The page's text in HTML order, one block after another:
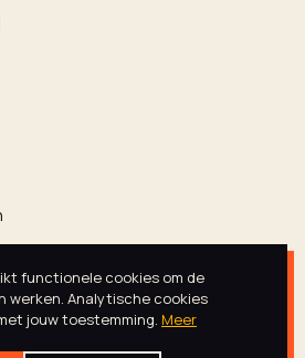
· ALLE RECHTEN
functionele cookies om de
werken. Analytische cookies
jouw toestemming. Meer